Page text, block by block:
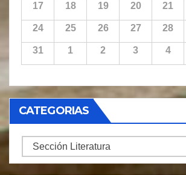
17 18 19 20 21
24 25 26 27 28
31 1 2 3 4
CATEGORIAS
CATEGORIAS